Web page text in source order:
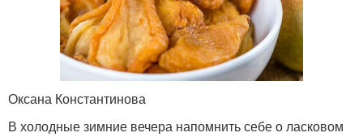
Оксана Константинова
В холодные зимние вечера напомнить себе о ласковом